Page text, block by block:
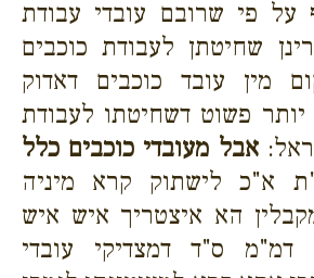
על פי שרובם עובדי עבודת
שחיטתן לעבודת כוכבים
מין עובד כוכבים דאדוק
יותר פשוט דשחיטתו לעבודת
אבל מעובדי כוכבים כלל
א"כ לישתוק קרא מיניה
הא איצטריך איש איש
דמ"מ ס"ד דמצדיקי עובדי